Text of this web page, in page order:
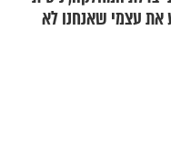
את עצמי שאנחנו לא